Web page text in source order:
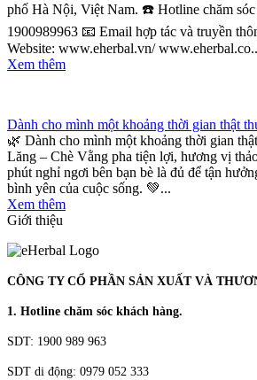
phố Hà Nội, Việt Nam. ☎️ Hotline chăm sóc
1900989963 📧 Email hợp tác và truyền
Website: www.eherbal.vn/
Xem thêm
Dành cho mình một khoảng thời gian thật
🌿 Dành cho mình một khoảng thời gian
Lăng – Chè Vằng pha tiện lợi, hương vị
phút nghỉ ngơi bên bạn bè là đủ để tận
bình yên của cuộc sống. 💚...
Xem thêm
Giới thiệu
CÔNG TY CỔ PHẦN SẢN XUẤT VÀ
1. Hotline chăm sóc khách hàng.
SDT: 1900 989 963
SDT di động: 0979 052 333